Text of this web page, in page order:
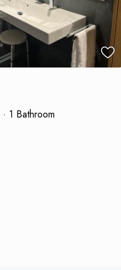
· 1 Bathroom